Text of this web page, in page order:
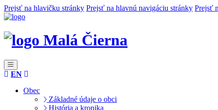
Prejsť na hlavičku stránky Prejsť na hlavnú navigáciu stránky Prejsť
Malá Čierna
EN
Obec
Základné údaje o obci
História a kronika